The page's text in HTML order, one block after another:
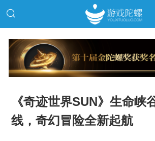
《奇迹世界SUN》生命峡
线，奇幻冒险全新起航